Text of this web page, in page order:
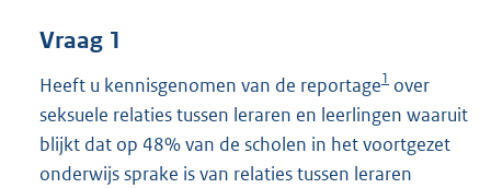
Vraag 1
Heeft u kennisgenomen van de reportage1 over
seksuele relaties tussen leraren en leerlingen waaruit
blijkt dat op 48% van de scholen in het voortgezet
onderwijs sprake is van relaties tussen leraren